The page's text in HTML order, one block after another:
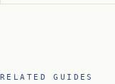
RELATED GUIDES